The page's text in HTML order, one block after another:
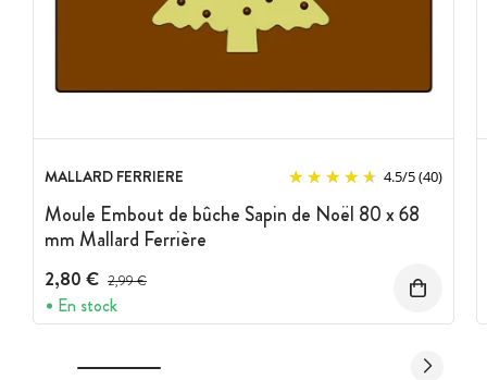
MALLARD FERRIERE 4.5/5(40)
Moule Embout de bûche Sapin de Noël 80 x 68
mm Mallard Ferrière
2,80 € Prix avant réduction :
2,99 €
En stock